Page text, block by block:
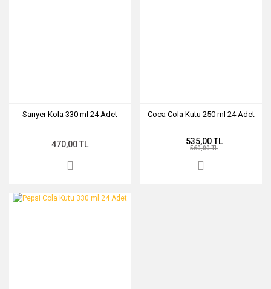
Sarıyer Kola 330 ml 24 Adet
470,00 TL
Coca Cola Kutu 250 ml 24 Adet
535,00 TL
560,00 TL